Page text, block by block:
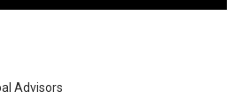
Advisors